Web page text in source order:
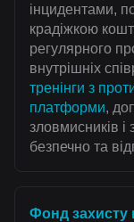
інцидентами,
крадіжкою
регулярного
внутрішніх
тренінги з
платформи,
зловмисників і
безпечно та
Фонд